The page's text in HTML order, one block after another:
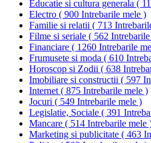
Educatie si cultura generala (
Electro ( 900 Intrebarile mele )
Familie si relatii ( 713
Filme si seriale ( 562
Financiare ( 1260 Intrebarile
Frumusete si moda ( 610
Horoscop si Zodii ( 638
Imobiliare si constructii ( 597
Internet ( 875 Intrebarile mele )
Jocuri ( 549 Intrebarile mele )
Legislatie, Sociale ( 391
Mancare ( 514 Intrebarile mele
Marketing si publicitate ( 463